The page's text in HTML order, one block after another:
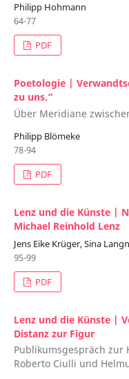
Philipp Hohmann
64-77
PDF
Poetologie |
zu uns.“
Über Meridiane
Philipp Blömeke
78-94
PDF
Lenz und die Künste |
Michael Reinhold Lenz
Jens Eike Krüger, Sina
95-99
PDF
Lenz und die Künste |
Distanz zur Figur
Publikumsgespräch zur
Roberto Ciulli und